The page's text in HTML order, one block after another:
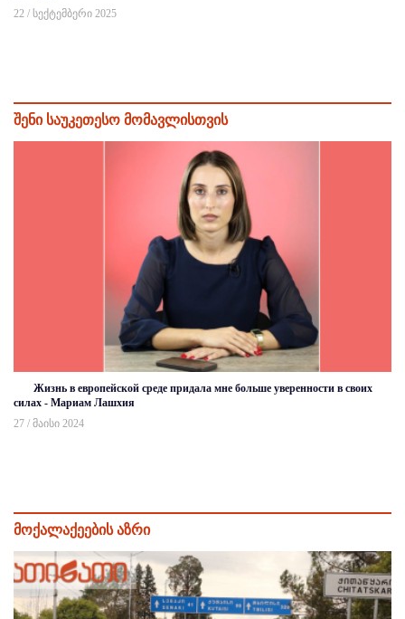
22 / სექტემბერი 2025
შენი საუკეთესო მომავლისთვის
Жизнь в европейской среде придала мне больше уверенности в своих
силах - Мариам Лашхия
27 / მაისი 2024
მოქალაქეების აზრი